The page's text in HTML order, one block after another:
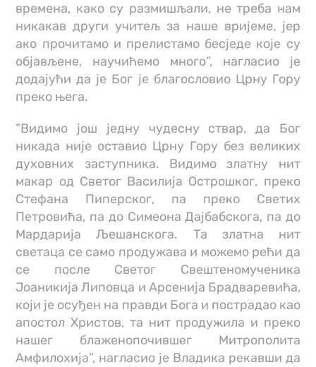
времена, како су размишљали, не треба нам
никакав други учитељ за наше вријеме, јер
ако прочитамо и прелистамо бесједе које су
објављене, научићемо много”, нагласио је
додајући да је Бог је благословио Црну Гору
преко њега.
”Видимо још једну чудесну ствар, да Бог
никада није оставио Црну Гору без великих
духовних заступника. Видимо златну нит
макар од Светог Василија Острошког, преко
Стефана Пиперског, па преко Светих
Петровића, па до Симеона Дајбабскога, па до
Мардарија Љешанскога. Та златна нит
светаца се само продужава и можемо рећи да
се после Светог Свештеномученика
Јоаникија Липовца и Арсенија Брадваревића,
који је осуђен на правди Бога и пострадао као
апостол Христов, та нит продужила и преко
нашег блаженопочившег Митрополита
Амфилохија”, нагласио је Владика рекавши да